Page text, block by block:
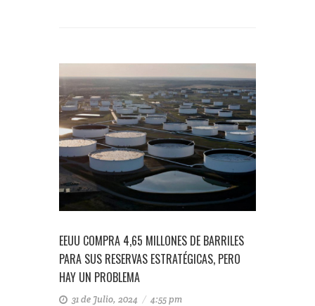
EEUU COMPRA 4,65 MILLONES DE BARRILES
PARA SUS RESERVAS ESTRATÉGICAS, PERO
HAY UN PROBLEMA
31 de Julio, 2024 / 4:55 pm